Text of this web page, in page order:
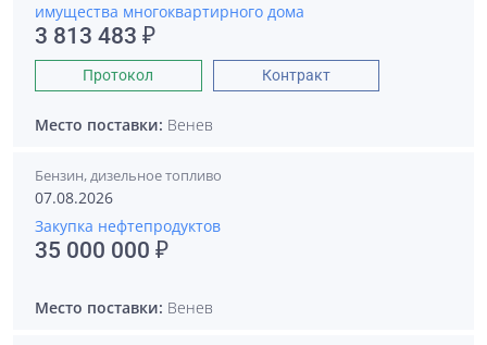
имущества многоквартирного дома
3 813 483 ₽
Протокол Контракт
Место поставки: Венев
Бензин, дизельное топливо
07.08.2026
Закупка нефтепродуктов
35 000 000 ₽
Место поставки: Венев